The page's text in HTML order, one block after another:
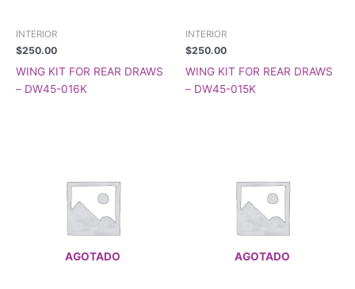
INTERIOR
$250.00
WING KIT FOR REAR DRAWS
– DW45-016K
INTERIOR
$250.00
WING KIT FOR REAR DRAWS
– DW45-015K
AGOTADO AGOTADO